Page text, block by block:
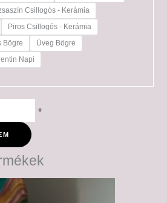
Csillogós - Kerámia
Piros Csillogós - Kerámia
Bögre
Üveg Bögre
Napi
+